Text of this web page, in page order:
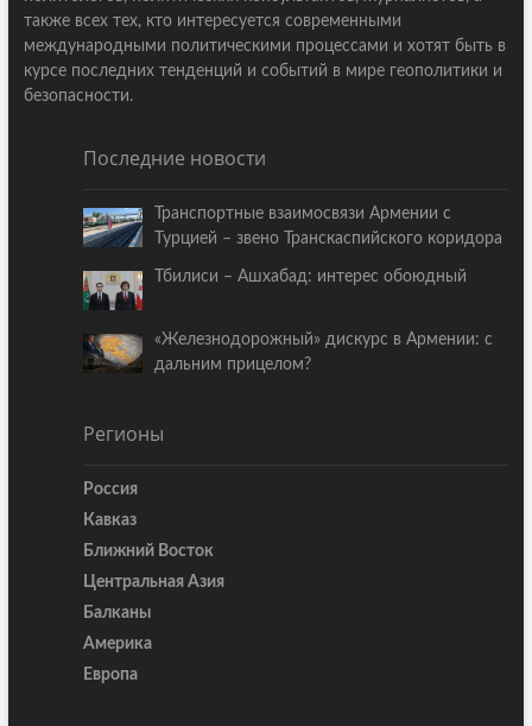
также всех тех, кто интересуется современными
международными политическими процессами и хотят быть в
курсе последних тенденций и событий в мире геополитики и
безопасности.
Последние новости
Транспортные взаимосвязи Армении с
Турцией – звено Транскаспийского коридора
Тбилиси – Ашхабад: интерес обоюдный
«Железнодорожный» дискурс в Армении: с
дальним прицелом?
Регионы
Россия
Кавказ
Ближний Восток
Центральная Азия
Балканы
Америка
Европа